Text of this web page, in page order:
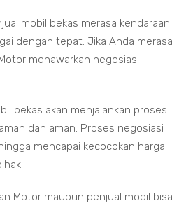
mobil bekas merasa kendaraan
dengan tepat. Jika Anda merasa
menawarkan negosiasi
bekas akan menjalankan proses
dan aman. Proses negosiasi
mencapai kecocokan harga
Motor maupun penjual mobil bisa